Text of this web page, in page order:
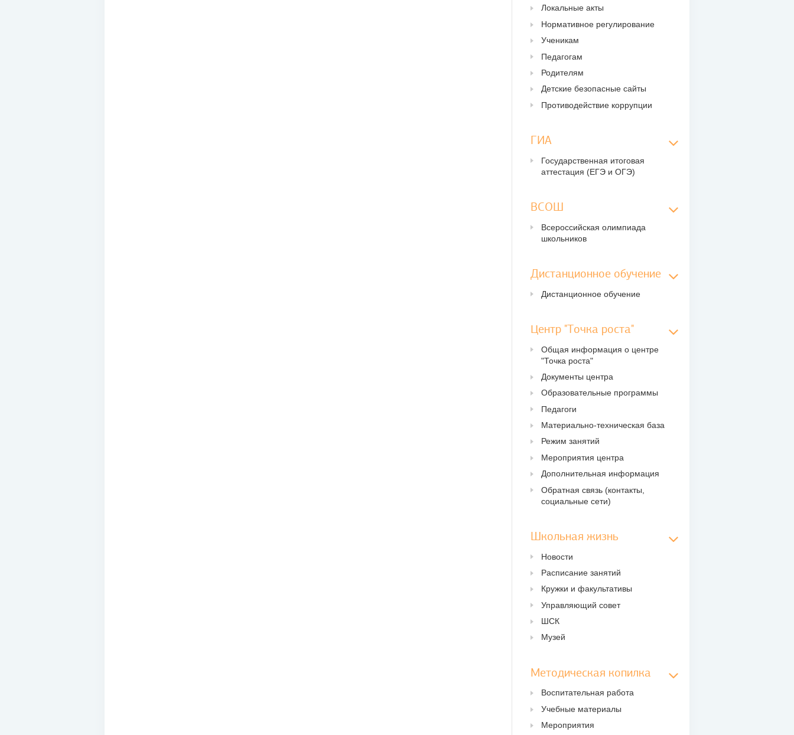
Локальные акты
Нормативное регулирование
Ученикам
Педагогам
Родителям
Детские безопасные сайты
Противодействие коррупции
ГИА
Государственная итоговая
аттестация (ЕГЭ и ОГЭ)
ВСОШ
Всероссийская олимпиада
школьников
Дистанционное обучение
Дистанционное обучение
Центр "Точка роста"
Общая информация о центре
"Точка роста"
Документы центра
Образовательные программы
Педагоги
Материально-техническая база
Режим занятий
Мероприятия центра
Дополнительная информация
Обратная связь (контакты,
социальные сети)
Школьная жизнь
Новости
Расписание занятий
Кружки и факультативы
Управляющий совет
ШСК
Музей
Методическая копилка
Воспитательная работа
Учебные материалы
Мероприятия